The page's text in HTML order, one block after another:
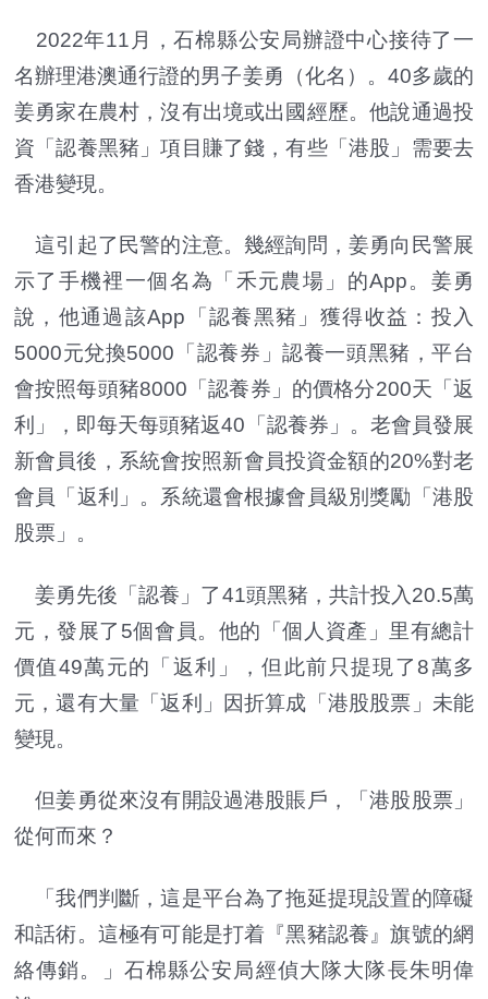
2022年11月，石棉縣公安局辦證中心接待了一
名辦理港澳通行證的男子姜勇（化名）。40多歲的
姜勇家在農村，沒有出境或出國經歷。他說通過投
資「認養黑豬」項目賺了錢，有些「港股」需要去
香港變現。
這引起了民警的注意。幾經詢問，姜勇向民警展
示了手機裡一個名為「禾元農場」的App。姜勇
說，他通過該App「認養黑豬」獲得收益：投入
5000元兌換5000「認養券」認養一頭黑豬，平台
會按照每頭豬8000「認養券」的價格分200天「返
利」，即每天每頭豬返40「認養券」。老會員發展
新會員後，系統會按照新會員投資金額的20%對老
會員「返利」。系統還會根據會員級別獎勵「港股
股票」。
姜勇先後「認養」了41頭黑豬，共計投入20.5萬
元，發展了5個會員。他的「個人資產」里有總計
價值49萬元的「返利」，但此前只提現了8萬多
元，還有大量「返利」因折算成「港股股票」未能
變現。
但姜勇從來沒有開設過港股賬戶，「港股股票」
從何而來？
「我們判斷，這是平台為了拖延提現設置的障礙
和話術。這極有可能是打着『黑豬認養』旗號的網
絡傳銷。」石棉縣公安局經偵大隊大隊長朱明偉